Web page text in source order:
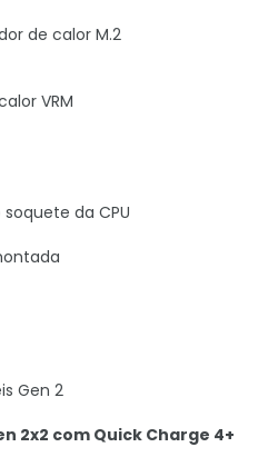
de calor M.2
VRM
da CPU
​​Gen 2
2x2 com Quick Charge 4+